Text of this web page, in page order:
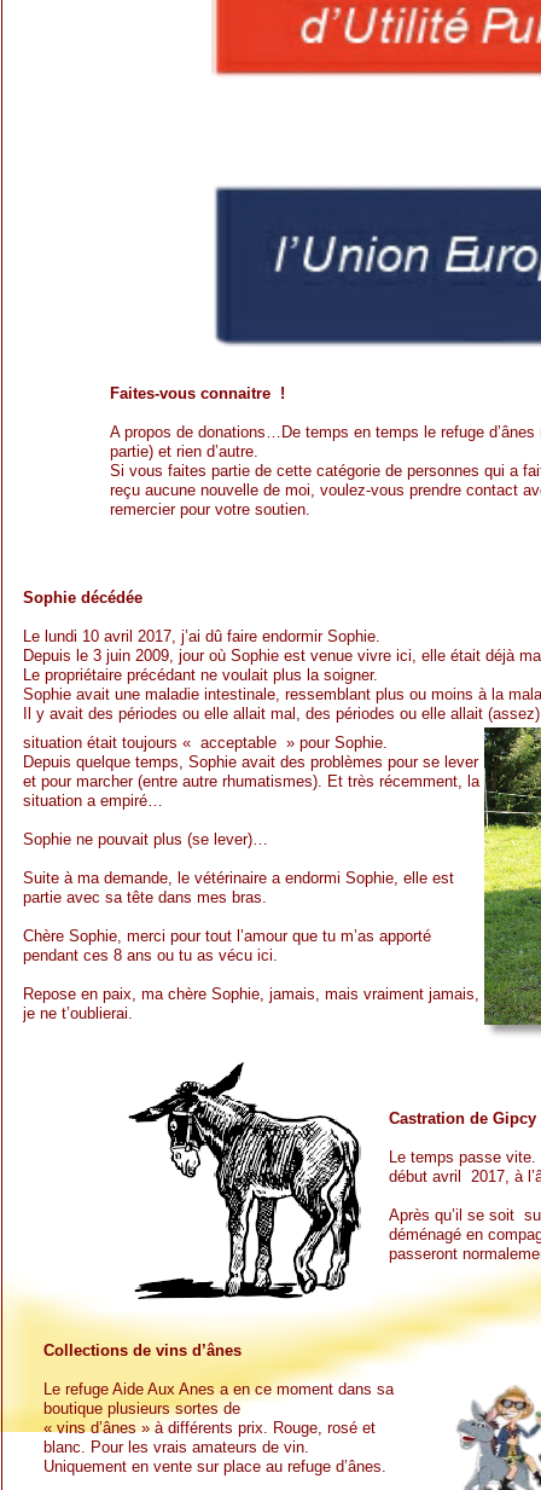
Faites-vous connaitre !
A propos de donations…De temps en temps le refuge
partie) et rien d’autre.
Si vous faites partie de cette catégorie de personnes qui a
reçu aucune nouvelle de moi, voulez-vous prendre contact
remercier pour votre soutien.
Sophie décédée
Le lundi 10 avril 2017, j’ai dû faire endormir Sophie.
Depuis le 3 juin 2009, jour où Sophie est venue vivre ici, elle était déjà
Le propriétaire précédant ne voulait plus la soigner.
Sophie avait une maladie intestinale, ressemblant plus ou moins à la
Il y avait des périodes ou elle allait mal, des périodes ou elle allait
situation était toujours « acceptable » pour Sophie.
Depuis quelque temps, Sophie avait des problèmes pour se lever
et pour marcher (entre autre rhumatismes). Et très récemment, la
situation a empiré…
Sophie ne pouvait plus (se lever)…
Suite à ma demande, le vétérinaire a endormi Sophie, elle est
partie avec sa tête dans mes bras.
Chère Sophie, merci pour tout l’amour que tu m’as apporté
pendant ces 8 ans ou tu as vécu ici.
Repose en paix, ma chère Sophie, jamais, mais vraiment jamais,
je ne t’oublierai.
Castration de Gipcy
Le temps passe
début avril 2017, à
Après qu’il se soit
déménagé en
passeront
Collections de vins d’ânes
Le refuge Aide Aux Anes a en ce moment dans sa
boutique plusieurs sortes de
« vins d’ânes » à différents prix. Rouge, rosé et
blanc. Pour les vrais amateurs de vin.
Uniquement en vente sur place au refuge d’ânes.